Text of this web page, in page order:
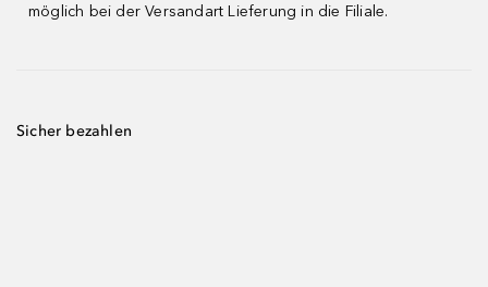
möglich bei der Versandart Lieferung in die Filiale.
Sicher bezahlen